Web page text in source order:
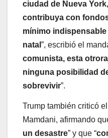
ciudad de Nueva
contribuya con
mínimo
natal ”, escribió el
comunista, esta
ninguna posibilidad
sobrevivir”.
Trump también criticó
Mamdani, afirmando
un desastre” y que “